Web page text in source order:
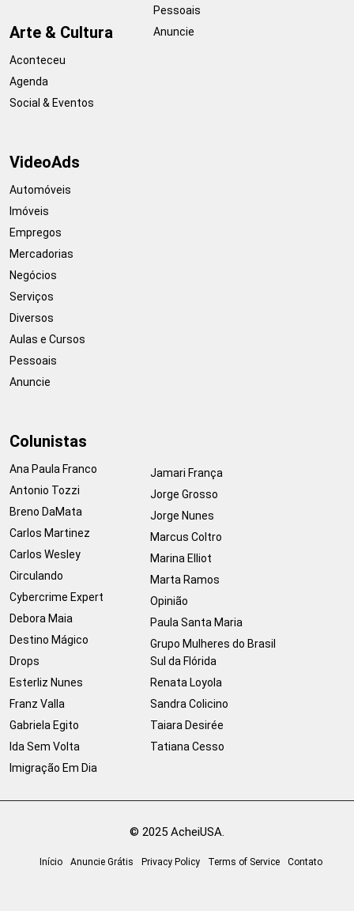
Arte & Cultura
Aconteceu
Agenda
Social & Eventos
Pessoais
Anuncie
VideoAds
Automóveis
Imóveis
Empregos
Mercadorias
Negócios
Serviços
Diversos
Aulas e Cursos
Pessoais
Anuncie
Colunistas
Ana Paula Franco
Antonio Tozzi
Breno DaMata
Carlos Martinez
Carlos Wesley
Circulando
Cybercrime Expert
Debora Maia
Destino Mágico
Drops
Esterliz Nunes
Franz Valla
Gabriela Egito
Ida Sem Volta
Imigração Em Dia
Jamari França
Jorge Grosso
Jorge Nunes
Marcus Coltro
Marina Elliot
Marta Ramos
Opinião
Paula Santa Maria
Grupo Mulheres do Brasil
Sul da Flórida
Renata Loyola
Sandra Colicino
Taiara Desirée
Tatiana Cesso
© 2025 AcheiUSA.
Início Anuncie Grátis Privacy Policy Terms of Service Contato